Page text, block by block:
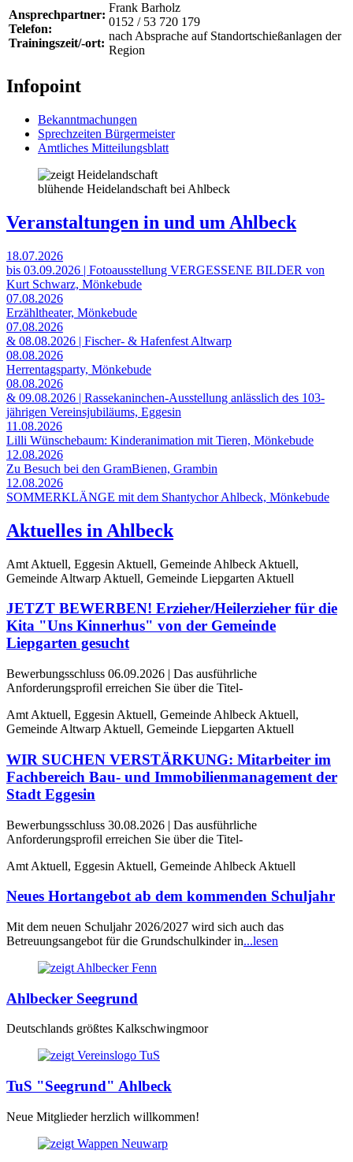
Ansprechpartner:
Telefon:
Trainingszeit/-ort:
Frank Barholz
0152 / 53 720 179
nach Absprache auf Standortschießanlagen der
Region
Infopoint
Bekanntmachungen
Sprechzeiten Bürgermeister
Amtliches Mitteilungsblatt
blühende Heidelandschaft bei Ahlbeck
Veranstaltungen in und um Ahlbeck
18.07.2026
bis 03.09.2026 | Fotoausstellung VERGESSENE BILDER von
Kurt Schwarz, Mönkebude
07.08.2026
Erzähltheater, Mönkebude
07.08.2026
& 08.08.2026 | Fischer- & Hafenfest Altwarp
08.08.2026
Herrentagsparty, Mönkebude
08.08.2026
& 09.08.2026 | Rassekaninchen-Ausstellung anlässlich des 103-
jährigen Vereinsjubiläums, Eggesin
11.08.2026
Lilli Wünschebaum: Kinderanimation mit Tieren, Mönkebude
12.08.2026
Zu Besuch bei den GramBienen, Grambin
12.08.2026
SOMMERKLÄNGE mit dem Shantychor Ahlbeck, Mönkebude
Aktuelles in Ahlbeck
Amt Aktuell, Eggesin Aktuell, Gemeinde Ahlbeck Aktuell,
Gemeinde Altwarp Aktuell, Gemeinde Liepgarten Aktuell
JETZT BEWERBEN! Erzieher/Heilerzieher für die
Kita "Uns Kinnerhus" von der Gemeinde
Liepgarten gesucht
Bewerbungsschluss 06.09.2026 | Das ausführliche
Anforderungsprofil erreichen Sie über die Titel-
Amt Aktuell, Eggesin Aktuell, Gemeinde Ahlbeck Aktuell,
Gemeinde Altwarp Aktuell, Gemeinde Liepgarten Aktuell
WIR SUCHEN VERSTÄRKUNG: Mitarbeiter im
Fachbereich Bau- und Immobilienmanagement der
Stadt Eggesin
Bewerbungsschluss 30.08.2026 | Das ausführliche
Anforderungsprofil erreichen Sie über die Titel-
Amt Aktuell, Eggesin Aktuell, Gemeinde Ahlbeck Aktuell
Neues Hortangebot ab dem kommenden Schuljahr
Mit dem neuen Schuljahr 2026/2027 wird sich auch das
Betreuungsangebot für die Grundschulkinder in...lesen
Ahlbecker Seegrund
Deutschlands größtes Kalkschwingmoor
TuS "Seegrund" Ahlbeck
Neue Mitglieder herzlich willkommen!